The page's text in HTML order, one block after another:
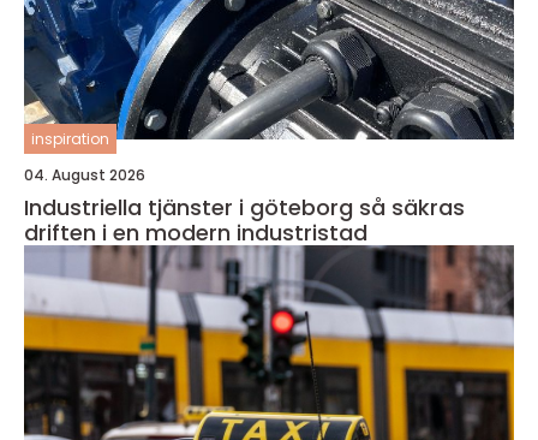
inspiration
04. August 2026
Industriella tjänster i göteborg så säkras
driften i en modern industristad